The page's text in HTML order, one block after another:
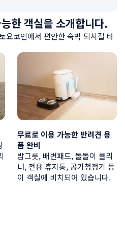
한 객실을 소개합니다.
요코인에서 편안한 숙박 되시길 바
무료로 이용 가능한 반려견 용
품 완비
밥그릇, 배변패드, 돌돌이 클리
너, 전용 휴지통, 공기청정기 등
이 객실에 비치되어 있습니다.